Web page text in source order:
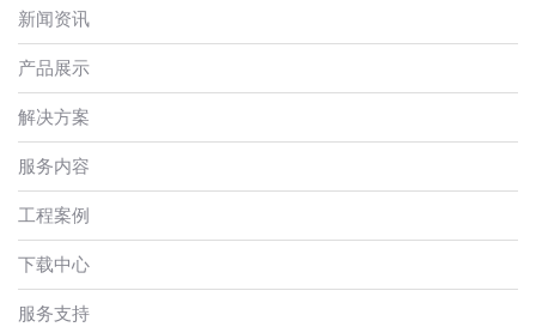
新闻资讯
产品展示
解决方案
服务内容
工程案例
下载中心
服务支持